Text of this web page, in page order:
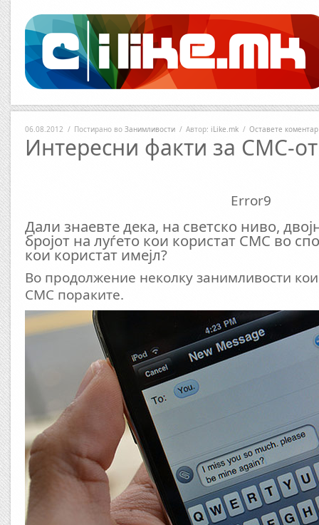
06.08.2012 / Постирано во Занимливости / Автор: iLike.mk / Оставете коментар
Интересни факти за СМС-от
Error9
Дали знаевте дека, на светско ниво,
бројот на луѓето кои користат СМС во
кои користат имејл?
Во продолжение неколку занимливости
СМС пораките.